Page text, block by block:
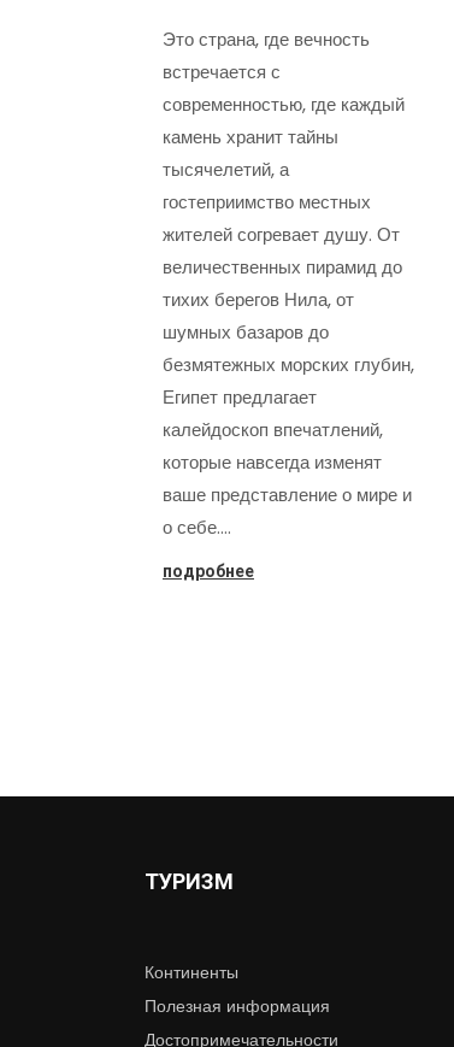
Это страна, где вечность
встречается с
современностью, где каждый
камень хранит тайны
тысячелетий, а
гостеприимство местных
жителей согревает душу. От
величественных пирамид до
тихих берегов Нила, от
шумных базаров до
безмятежных морских глубин,
Египет предлагает
калейдоскоп впечатлений,
которые навсегда изменят
ваше представление о мире и
о себе.…
подробнее
ТУРИЗМ
Континенты
Полезная информация
Достопримечательности